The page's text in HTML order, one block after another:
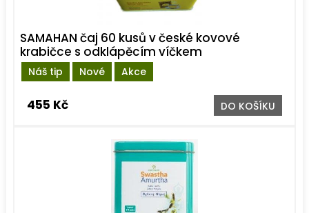
Náš tip Nové Akce
SAMAHAN čaj 60 kusů v české kovové
krabičce s odklápěcím víčkem
455 Kč DO KOŠÍKU